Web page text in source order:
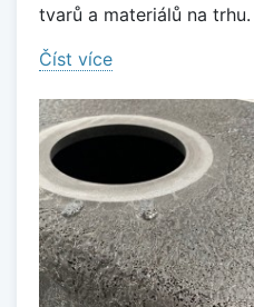
tvarů a materiálů na trhu.
Číst více